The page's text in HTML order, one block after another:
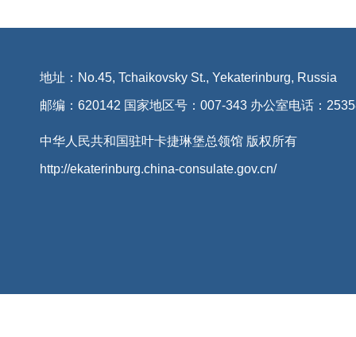
地址：No.45, Tchaikovsky St., Yekaterinburg, Russia
邮编：620142 国家地区号：007-343 办公室电话：
中华人民共和国驻叶卡捷琳堡总领馆 版权所有
http://ekaterinburg.china-consulate.gov.cn/